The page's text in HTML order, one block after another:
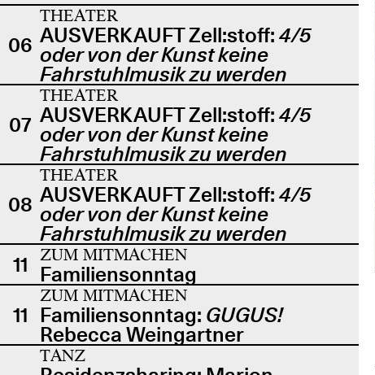
06
THEATER
AUSVERKAUFT Zell:stoff: 4/5
oder von der Kunst keine
Fahrstuhlmusik zu werden
07
THEATER
AUSVERKAUFT Zell:stoff: 4/5
oder von der Kunst keine
Fahrstuhlmusik zu werden
08
THEATER
AUSVERKAUFT Zell:stoff: 4/5
oder von der Kunst keine
Fahrstuhlmusik zu werden
11
ZUM MITMACHEN
Familiensonntag
11
ZUM MITMACHEN
Familiensonntag: GUGUS!
Rebecca Weingartner
TANZ